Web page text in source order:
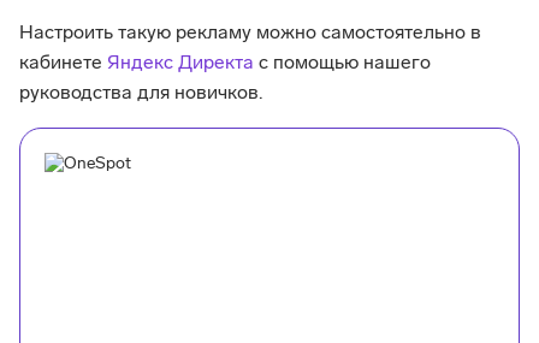
Настроить такую рекламу можно самостоятельно в
кабинете Яндекс Директа с помощью нашего
руководства для новичков.